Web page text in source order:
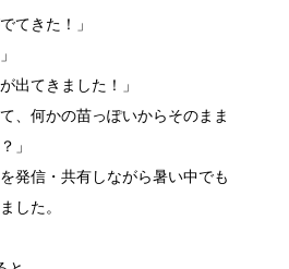
てきた！」
出てきました！」
、何かの苗っぽいからそのまま
」
発信・共有しながら暑い中でも
した。